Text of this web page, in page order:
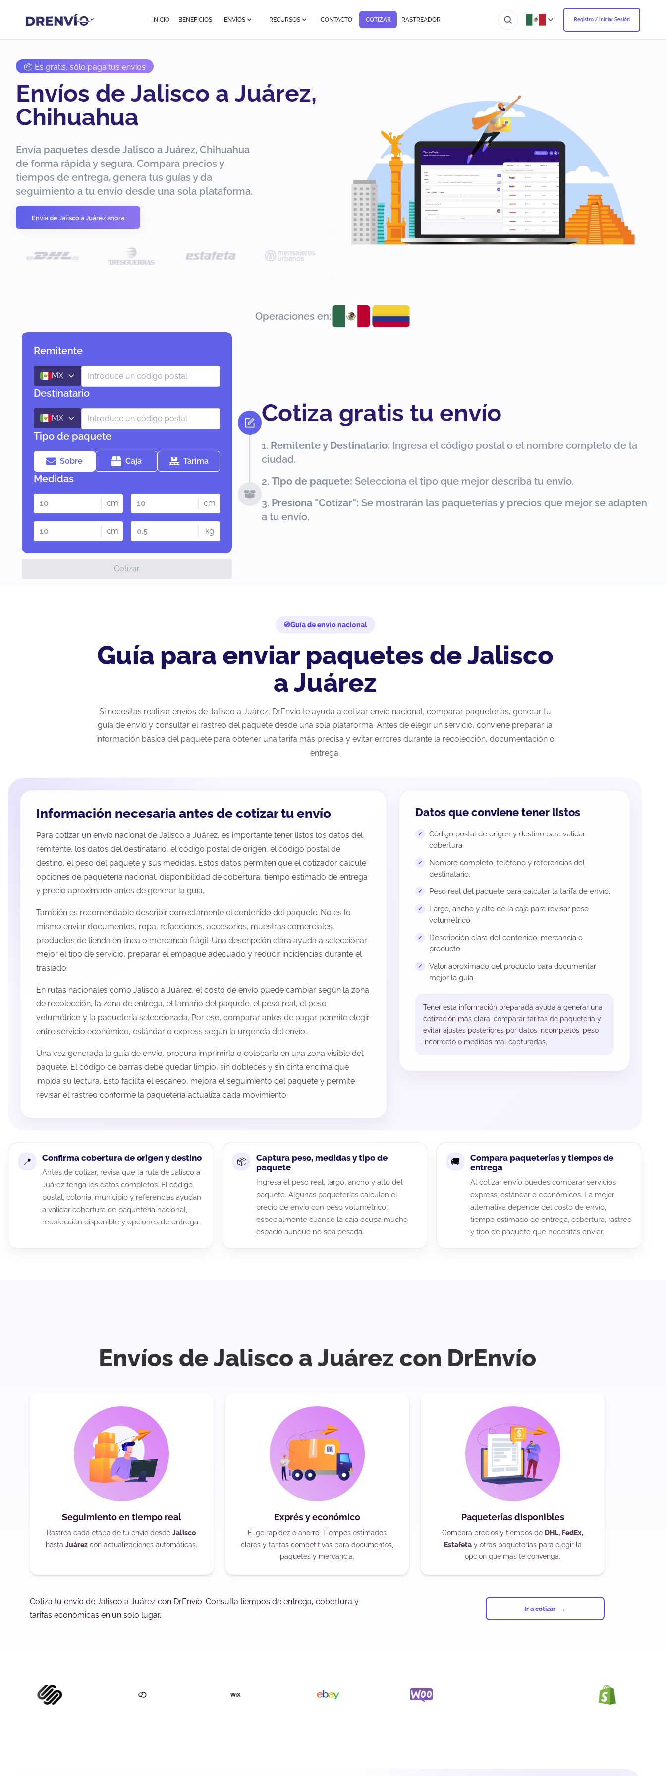
INICIO BENEFICIOS ENVÍOS RECURSOS CONTACTO COTIZAR RASTREADOR Registro / Iniciar Sesión
📦 Es gratis, sólo paga tus envíos
Envíos de Jalisco a Juárez,
Chihuahua
Envía paquetes desde Jalisco a Juárez, Chihuahua
de forma rápida y segura. Compara precios y
tiempos de entrega, genera tus guías y da
seguimiento a tu envío desde una sola plataforma.
Envía de Jalisco a Juárez ahora
Operaciones en:
Remitente
MX
Destinatario
MX
Tipo de paquete
Sobre Caja Tarima
Medidas
cm cm
cm kg
Cotizar
Cotiza gratis tu envío
Remitente y Destinatario: Ingresa el código postal o el nombre completo de la
ciudad.
Tipo de paquete: Selecciona el tipo que mejor describa tu envío.
Presiona "Cotizar": Se mostrarán las paqueterías y precios que mejor se adapten
a tu envío.
Guía de envío nacional
Guía para enviar paquetes de Jalisco
a Juárez
Si necesitas realizar envíos de Jalisco a Juárez, DrEnvío te ayuda a cotizar envío nacional, comparar paqueterías, generar tu
guía de envío y consultar el rastreo del paquete desde una sola plataforma. Antes de elegir un servicio, conviene preparar la
información básica del paquete para obtener una tarifa más precisa y evitar errores durante la recolección, documentación o
entrega.
Información necesaria antes de cotizar tu envío
Para cotizar un envío nacional de Jalisco a Juárez, es importante tener listos los datos del
remitente, los datos del destinatario, el código postal de origen, el código postal de
destino, el peso del paquete y sus medidas. Estos datos permiten que el cotizador calcule
opciones de paquetería nacional, disponibilidad de cobertura, tiempo estimado de entrega
y precio aproximado antes de generar la guía.
También es recomendable describir correctamente el contenido del paquete. No es lo
mismo enviar documentos, ropa, refacciones, accesorios, muestras comerciales,
productos de tienda en línea o mercancía frágil. Una descripción clara ayuda a seleccionar
mejor el tipo de servicio, preparar el empaque adecuado y reducir incidencias durante el
traslado.
En rutas nacionales como Jalisco a Juárez, el costo de envío puede cambiar según la zona
de recolección, la zona de entrega, el tamaño del paquete, el peso real, el peso
volumétrico y la paquetería seleccionada. Por eso, comparar antes de pagar permite elegir
entre servicio económico, estándar o express según la urgencia del envío.
Una vez generada la guía de envío, procura imprimirla o colocarla en una zona visible del
paquete. El código de barras debe quedar limpio, sin dobleces y sin cinta encima que
impida su lectura. Esto facilita el escaneo, mejora el seguimiento del paquete y permite
revisar el rastreo conforme la paquetería actualiza cada movimiento.
Datos que conviene tener listos
Código postal de origen y destino para validar
cobertura.
Nombre completo, teléfono y referencias del
destinatario.
Peso real del paquete para calcular la tarifa de envío.
Largo, ancho y alto de la caja para revisar peso
volumétrico.
Descripción clara del contenido, mercancía o
producto.
Valor aproximado del producto para documentar
mejor la guía.
Tener esta información preparada ayuda a generar una
cotización más clara, comparar tarifas de paquetería y
evitar ajustes posteriores por datos incompletos, peso
incorrecto o medidas mal capturadas.
Confirma cobertura de origen y destino
Antes de cotizar, revisa que la ruta de Jalisco a
Juárez tenga los datos completos. El código
postal, colonia, municipio y referencias ayudan
a validar cobertura de paquetería nacional,
recolección disponible y opciones de entrega.
Captura peso, medidas y tipo de
paquete
Ingresa el peso real, largo, ancho y alto del
paquete. Algunas paqueterías calculan el
precio de envío con peso volumétrico,
especialmente cuando la caja ocupa mucho
espacio aunque no sea pesada.
Compara paqueterías y tiempos de
entrega
Al cotizar envío puedes comparar servicios
express, estándar o económicos. La mejor
alternativa depende del costo de envío,
tiempo estimado de entrega, cobertura, rastreo
y tipo de paquete que necesitas enviar.
Envíos de Jalisco a Juárez con DrEnvío
Seguimiento en tiempo real
Rastrea cada etapa de tu envío desdeJalisco
hastaJuárez con actualizaciones automáticas.
Exprés y económico
Elige rapidez o ahorro. Tiempos estimados
claros y tarifas competitivas para documentos,
paquetes y mercancía.
Paqueterías disponibles
Compara precios y tiempos de DHL, FedEx,
Estafetay otras paqueterías para elegir la
opción que más te convenga.
Cotiza tu envío de Jalisco a Juárez con DrEnvío. Consulta tiempos de entrega, cobertura y
tarifas económicas en un solo lugar.
Ir a cotizar